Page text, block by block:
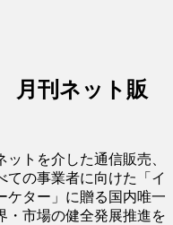
月刊ネット販
ットを介した通信販売、
ての事業者に向けた「イ
ケター」に贈る国内唯一
・市場の健全発展推進を